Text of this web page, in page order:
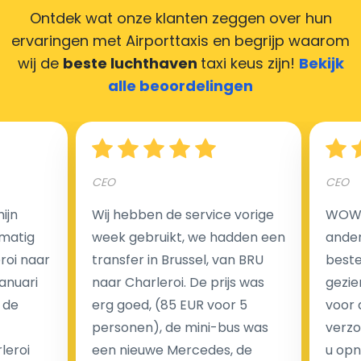
Hoeveel kost een luchthaven taxi transfer in
luchthaventaxi's is een vast tarief voor uw rit. In
tegenstelling tot traditionele taxi's met taxameter
brengen wij u geen extra kosten in rekening voor de
nachtrit.
We hebben geen ophaaltarief of extra kosten voor
wachttijd als uw vlucht vertraging heeft.
Kijk op onze website voor meer informatie over uw
Ontdek wat onze klanten zeggen over hun
ervaringen met Airporttaxis en begrijp waarom
wij de beste luchthaven taxi keus zijn! Bekijk
alle beoordelingen
naar
CEO
Wij hebben de service vorige
week gebruikt, we hadden een
transfer in Brussel, van BRU
naar Charleroi. De prijs was
erg goed, (85 EUR voor 5
personen), de mini-bus was
een nieuwe Mercedes, de
CEO
voor
u